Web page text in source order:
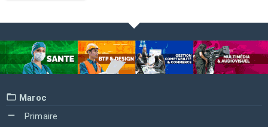
Maroc
Primaire